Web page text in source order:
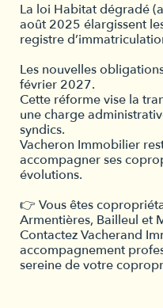
La loi Habitat dégradé
août 2025 élargissent
registre
Les nouvelles
février 2027.
Cette réforme vise la
une charge
syndics.
Vacheron Immobilier
accompagner ses
évolutions.
👉 Vous êtes
Armentières, Bailleul et
Contactez Vacherand
accompagnement
sereine de votre